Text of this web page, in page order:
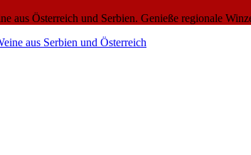
aus Österreich und Serbien. Genieße regionale